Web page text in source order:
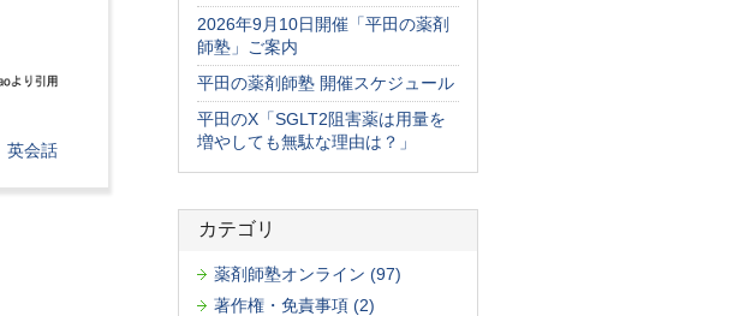
英会話
2026年9月10日開催「平田の薬剤
師塾」ご案内
平田の薬剤師塾 開催スケジュール
平田のX「SGLT2阻害薬は用量を
増やしても無駄な理由は？」
カテゴリ
薬剤師塾オンライン (97)
著作権・免責事項 (2)